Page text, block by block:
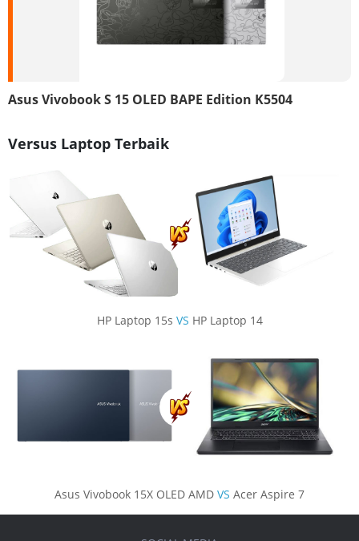
Asus Vivobook S 15 OLED BAPE Edition K5504
Versus Laptop Terbaik
HP Laptop 15s VS HP Laptop 14
Asus Vivobook 15X OLED AMD VS Acer Aspire 7